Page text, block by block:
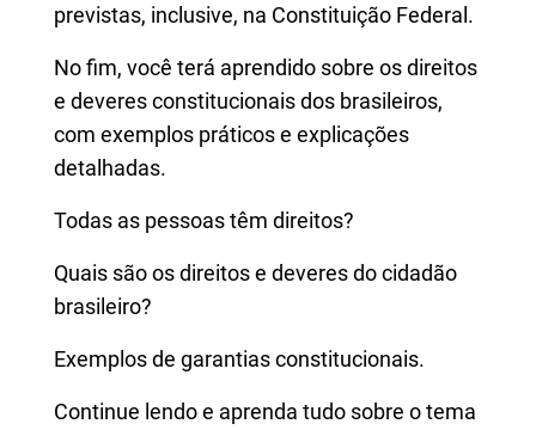
previstas, inclusive, na Constituição Federal.
No fim, você terá aprendido sobre os direitos
e deveres constitucionais dos brasileiros,
com exemplos práticos e explicações
detalhadas.
Todas as pessoas têm direitos?
Quais são os direitos e deveres do cidadão
brasileiro?
Exemplos de garantias constitucionais.
Continue lendo e aprenda tudo sobre o tema